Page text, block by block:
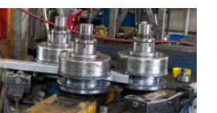
de tubos: Por qué elegir a